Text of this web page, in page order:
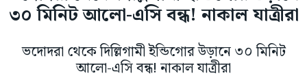
৩০ মিনিট আলো-এসি বন্ধ! নাকাল যাত্রীরা
ভদোদরা থেকে দিল্লিগামী ইন্ডিগোর উড়ানে ৩০ মিনিট
আলো-এসি বন্ধ! নাকাল যাত্রীরা